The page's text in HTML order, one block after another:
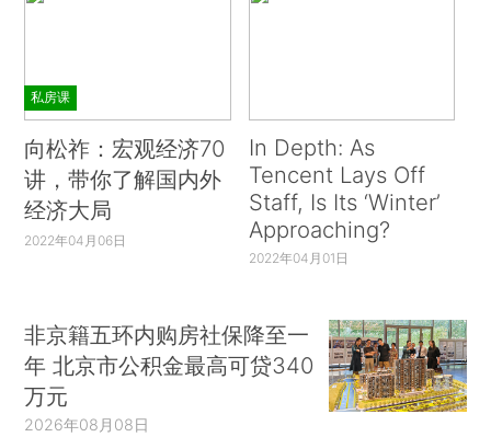
私房课
向松祚：宏观经济70
讲，带你了解国内外
经济大局
2022年04月06日
In Depth: As
Tencent Lays Off
Staff, Is Its ‘Winter’
Approaching?
2022年04月01日
非京籍五环内购房社保降至一
年 北京市公积金最高可贷340
万元
2026年08月08日